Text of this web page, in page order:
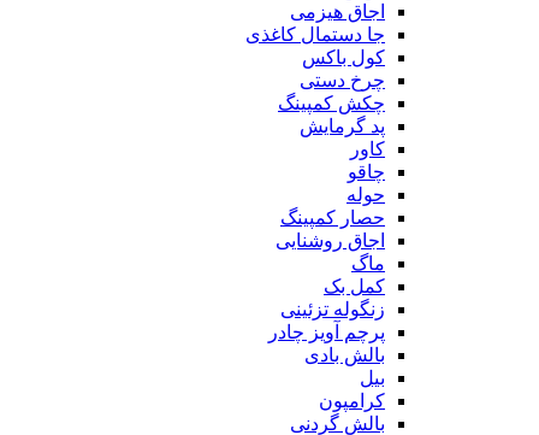
اجاق هیزمی
جا دستمال کاغذی
کول باکس
چرخ دستی
چکش کمپینگ
پد گرمایش
کاور
چاقو
حوله
حصار کمپینگ
اجاق روشنایی
ماگ
کمل بک
زنگوله تزئینی
پرچم آویز چادر
بالش بادی
بیل
کرامپون
بالش گردنی